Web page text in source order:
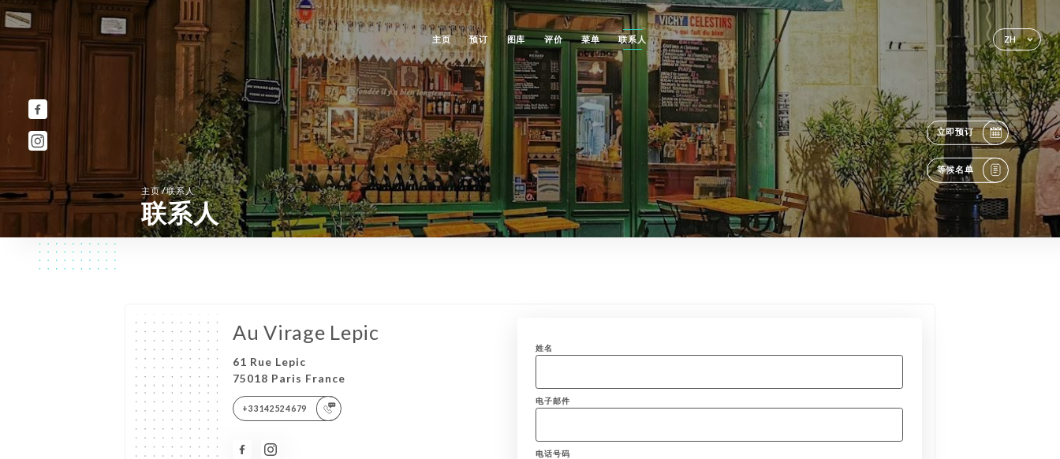
ZH
主页 预订 图库 评价 菜单 联系人
立即预订
等候名单
主页/联系人
联系人
Au Virage Lepic
61 Rue Lepic
75018 Paris France
+33142524679
姓名
电子邮件
电话号码